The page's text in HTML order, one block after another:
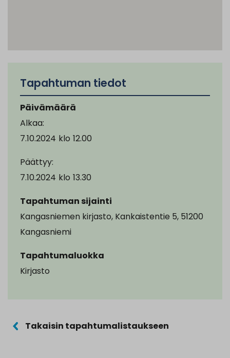
Tapahtuman tiedot
Päivämäärä
Alkaa:
7.10.2024 klo 12.00
Päättyy:
7.10.2024 klo 13.30
Tapahtuman sijainti
Kangasniemen kirjasto, Kankaistentie 5, 51200
Kangasniemi
Tapahtumaluokka
Kirjasto
Takaisin tapahtumalistaukseen